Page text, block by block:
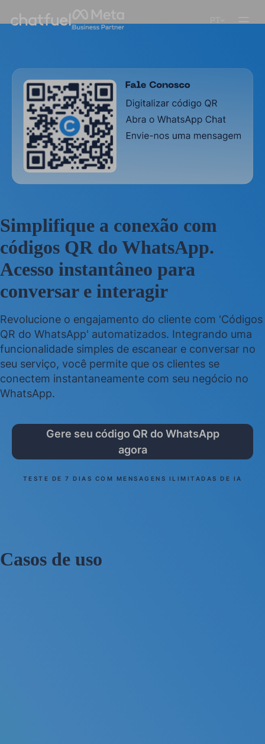
Simplifique a conexão com
códigos QR do WhatsApp.
Acesso instantâneo para
conversar e interagir
Revolucione o engajamento do cliente com 'Códigos
QR do WhatsApp' automatizados. Integrando uma
funcionalidade simples de escanear e conversar no
seu serviço, você permite que os clientes se
conectem instantaneamente com seu negócio no
WhatsApp.
Gere seu código QR do WhatsApp
agora
TESTE DE 7 DIAS COM MENSAGENS ILIMITADAS DE IA
Casos de uso